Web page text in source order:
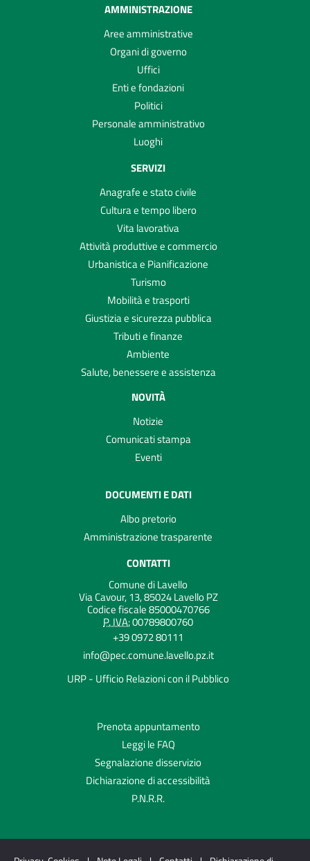
AMMINISTRAZIONE
Aree amministrative
Organi di governo
Uffici
Enti e fondazioni
Politici
Personale amministrativo
Luoghi
SERVIZI
Anagrafe e stato civile
Cultura e tempo libero
Vita lavorativa
Attività produttive e commercio
Urbanistica e Pianificazione
Turismo
Mobilità e trasporti
Giustizia e sicurezza pubblica
Tributi e finanze
Ambiente
Salute, benessere e assistenza
NOVITÀ
Notizie
Comunicati stampa
Eventi
DOCUMENTI E DATI
Albo pretorio
Amministrazione trasparente
CONTATTI
Comune di Lavello
Via Cavour, 13, 85024 Lavello PZ
Codice fiscale 85000470766
P. IVA:00789800760
+39 0972 80111
info@pec.comune.lavello.pz.it
URP - Ufficio Relazioni con il Pubblico
Prenota appuntamento
Leggi le FAQ
Segnalazione disservizio
Dichiarazione di accessibilità
P.N.R.R.